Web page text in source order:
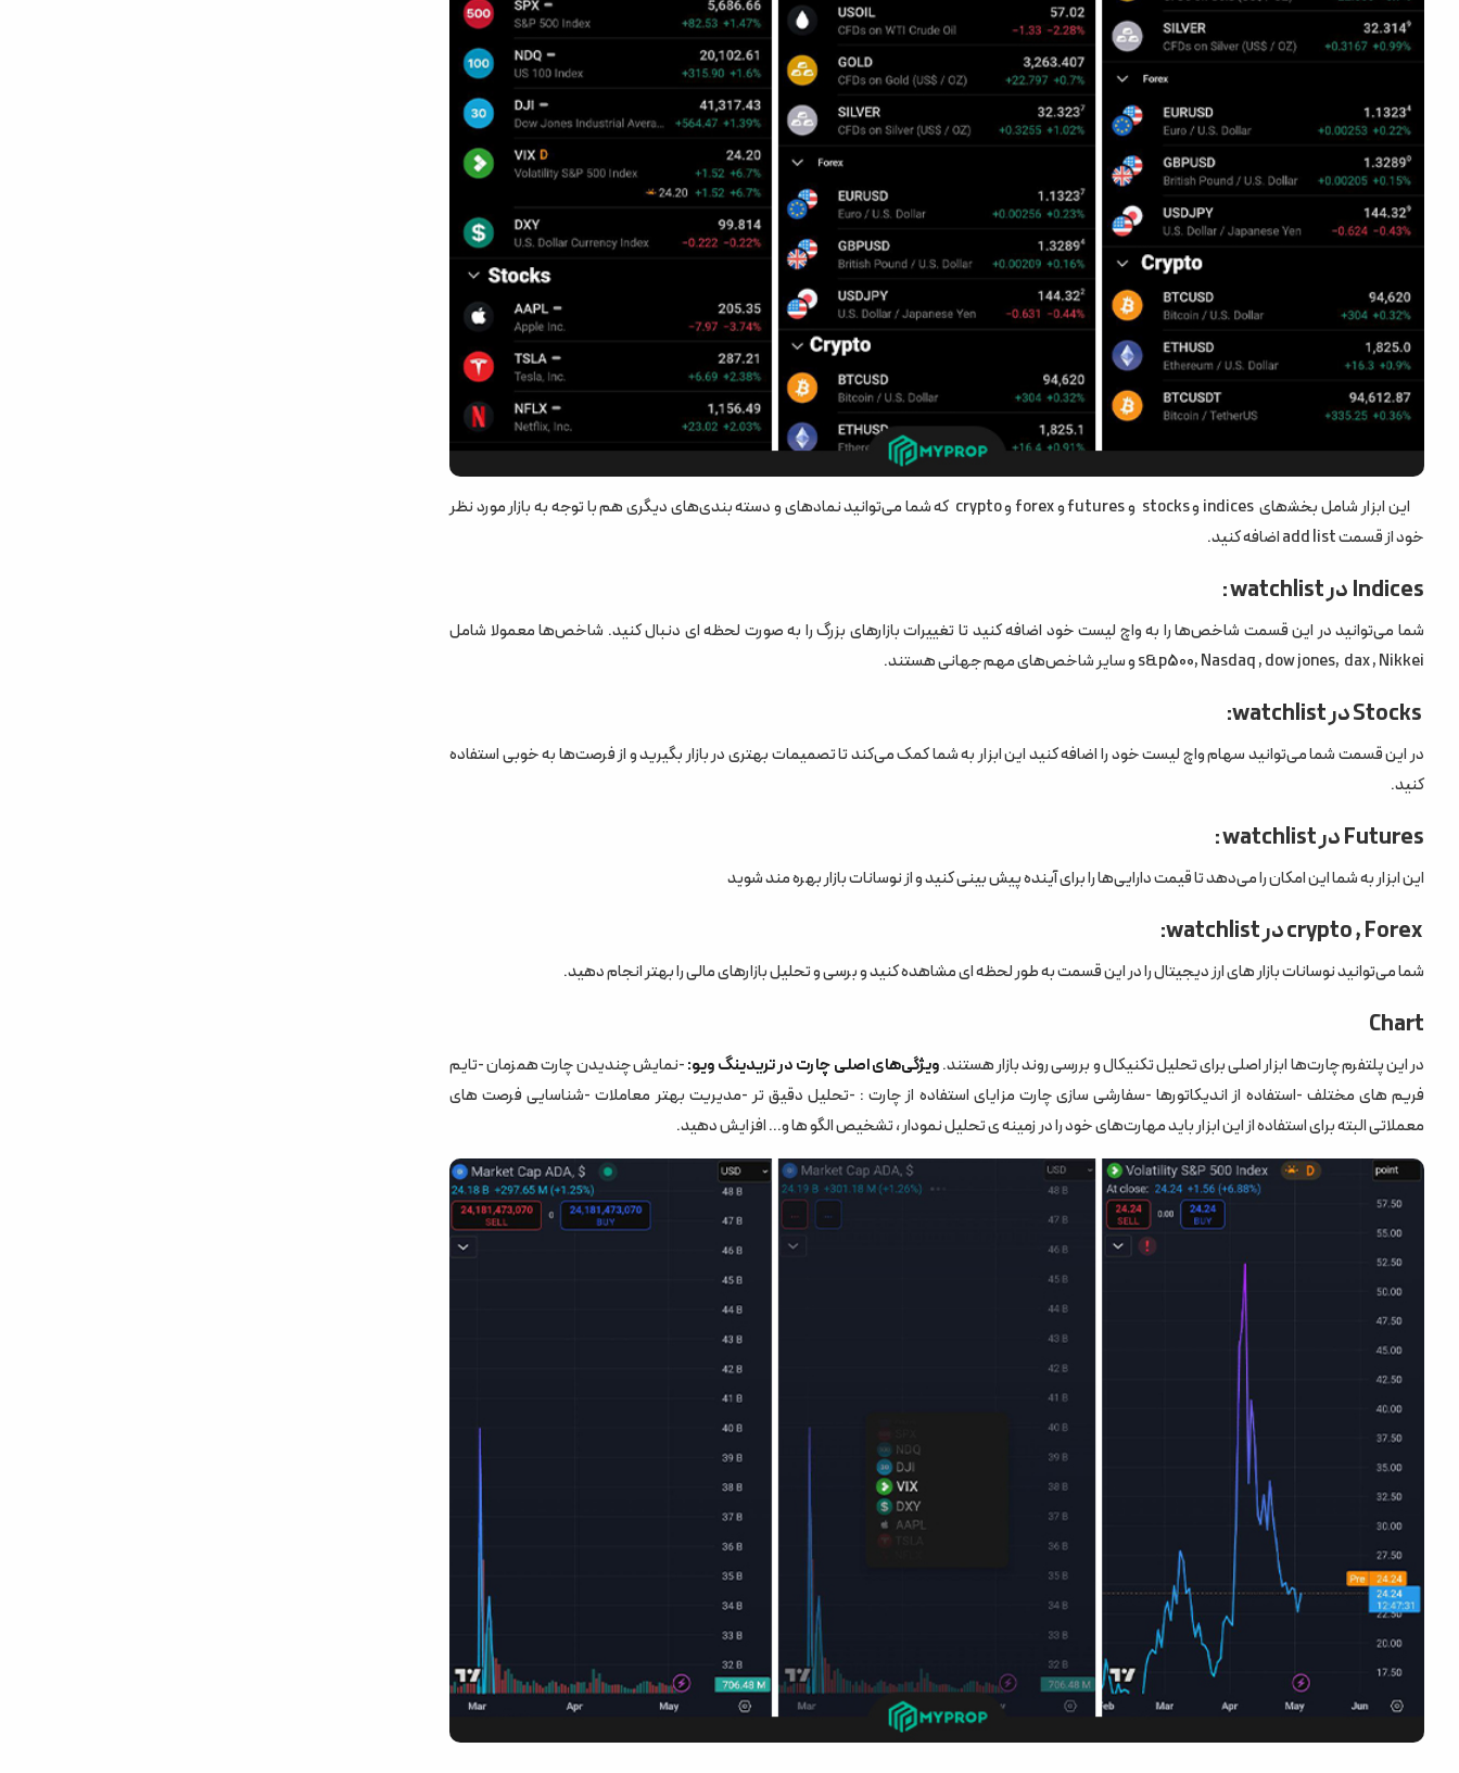
این ابزار شامل بخش‍‌های indices و stocks و futures و forex و crypto که شما می‌توانید نمادهای و دسته بندی‌های دیگری هم با توجه به بازار مورد نظر
خود از قسمت add list اضافه کنید.
Indices در watchlist :
شما می‌توانید در این قسمت شاخص‌ها را به واچ لیست خود اضافه کنید تا تغییرات بازارهای بزرگ را به صورت لحظه ای دنبال کنید. شاخص‌ها معمولا شامل
s&p500, Nasdaq , dow jones, dax , Nikkei و سایر شاخص‌های مهم جهانی هستند.
در این قسمت شما می‌توانید سهام واچ لیست خود را اضافه کنید این ابزار به شما کمک می‌کند تا تصمیمات بهتری در بازار بگیرید و از فرصت‌ها به خوبی استفاده
کنید.
Futures در watchlist :
این ابزار به شما این امکان را می‌دهد تا قیمت دارایی‌ها را برای آینده پیش بینی کنید و از نوسانات بازار بهره مند شوید
شما می‌توانید نوسانات بازار های ارز دیجیتال را در این قسمت به طور لحظه ای مشاهده کنید و برسی و تحلیل بازارهای مالی را بهتر انجام دهید.
Chart
در این پلتفرم چارت‌ها ابزار اصلی برای تحلیل تکنیکال و بررسی روند بازار هستند.ویژگی‌های اصلی چارت در تریدینگ ویو:-نمایش چندیدن چارت همزمان -تایم
فریم های مختلف -استفاده از اندیکاتورها -سفارشی سازی چارت مزایای استفاده از چارت : -تحلیل دقیق تر -مدیریت بهتر معاملات -شناسایی فرصت های
معملاتی البته برای استفاده از این ابزار باید مهارت‌های خود را در زمینه ی تحلیل نمودار ، تشخیص الگو ها و... افزایش دهید.